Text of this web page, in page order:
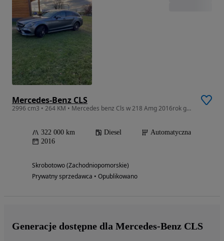
Mercedes-Benz CLS
2996 cm3 • 264 KM • Mercedes benz Cls w 218 Amg 2016rok grudzień 350cdi shooting brake
322 000 km Diesel
Automatyczna
2016
Skrobotowo (Zachodniopomorskie)
Prywatny sprzedawca • Opublikowano
Generacje dostępne dla Mercedes-Benz CLS